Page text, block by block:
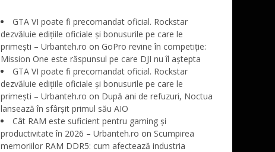
GTA VI poate fi precomandat oficial. Rockstar
dezvăluie edițiile oficiale și bonusurile pe care le
primești – Urbanteh.ro on GoPro revine în competiție:
Mission One este răspunsul pe care DJI nu îl aștepta
GTA VI poate fi precomandat oficial. Rockstar
dezvăluie edițiile oficiale și bonusurile pe care le
primești – Urbanteh.ro on După ani de refuzuri, Noctua
lansează în sfârșit primul său AIO
Cât RAM este suficient pentru gaming și
productivitate în 2026 – Urbanteh.ro on Scumpirea
memoriilor RAM DDR5: cum afectează industria